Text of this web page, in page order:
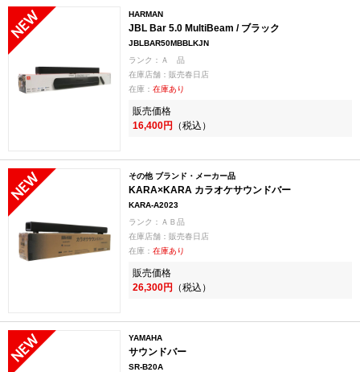
HARMAN
JBL Bar 5.0 MultiBeam / ブラック
JBLBAR50MBBLKJN
ランク：Ａ 品
在庫店舗：販売春日店
在庫： 在庫あり
販売価格
16,400円 （税込）
その他 ブランド・メーカー品
KARA×KARA カラオケサウンドバー
KARA-A2023
ランク：ＡＢ品
在庫店舗：販売春日店
在庫： 在庫あり
販売価格
26,300円 （税込）
YAMAHA
サウンドバー
SR-B20A